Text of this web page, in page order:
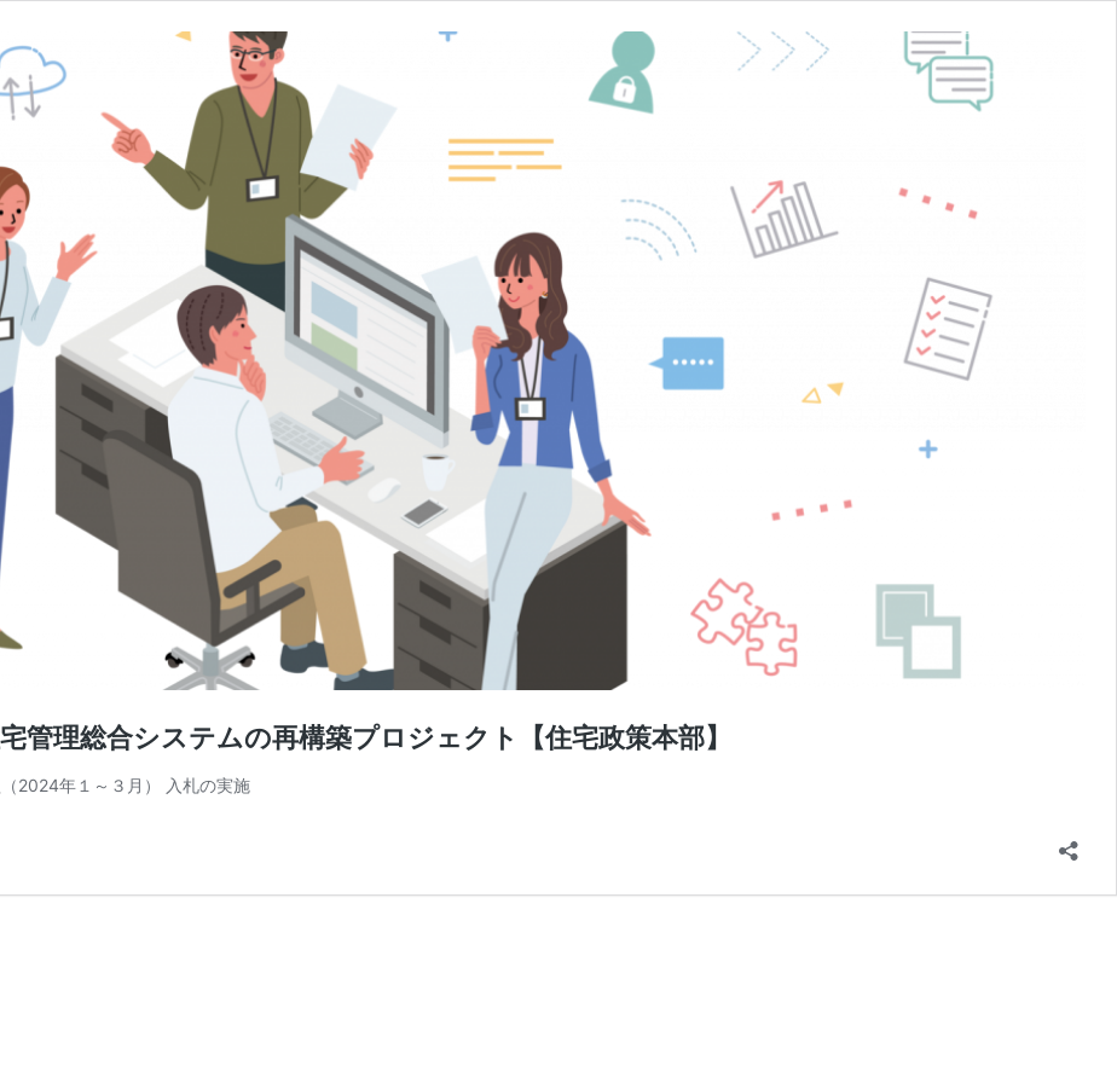
管理総合システムの再構築プロジェクト【住宅政策本部】
2024年１～３月） 入札の実施